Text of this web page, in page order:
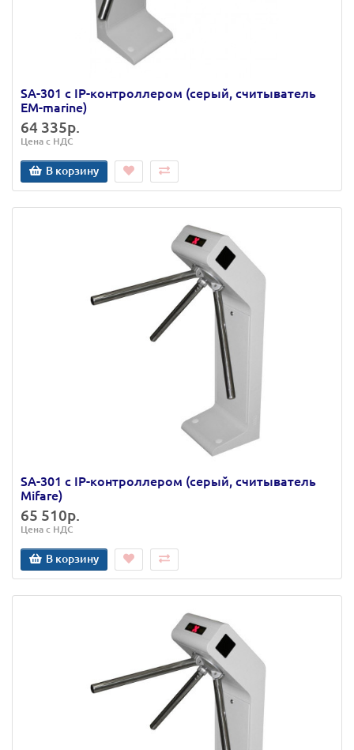
SA-301 с IP-контроллером (серый, считыватель
EM-marine)
64 335р.
Цена с НДС
В корзину
SA-301 с IP-контроллером (серый, считыватель
Mifare)
65 510р.
Цена с НДС
В корзину